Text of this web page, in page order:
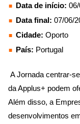
Data de início:
Data final: 07/06/
Cidade: Oporto
País: Portugal
A Jornada centrar-
da Applus+ podem
Além disso, a
desenvolvimentos